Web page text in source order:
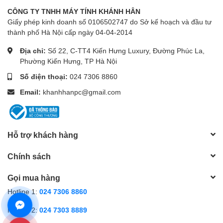
CÔNG TY TNHH MÁY TÍNH KHÁNH HÂN
Giấy phép kinh doanh số 0106502747 do Sở kế hoạch và đầu tư
thành phố Hà Nội cấp ngày 04-04-2014
Địa chỉ: Số 22, C-TT4 Kiến Hưng Luxury, Đường Phúc La,
Phường Kiến Hưng, TP Hà Nội
Số điện thoại: 024 7306 8860
Email: khanhhanpc@gmail.com
Hỗ trợ khách hàng
Chính sách
Gọi mua hàng
Hotline 1: 024 7306 8860
Hotline 2: 024 7303 8889